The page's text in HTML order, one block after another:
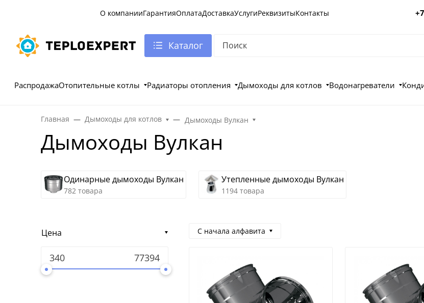
О компанииГарантияОплатаДоставкаУслугиРеквизитыКонтакты
Каталог
РаспродажаОтопительные котлы Радиаторы отопления Дымоходы для котлов Водонагреватели
Главная Дымоходы для котлов Дымоходы Вулкан
Дымоходы Вулкан
Одинарные дымоходы Вулкан
782 товара
Утепленные дымоходы Вулкан
1194 товара
Цена С начала алфавита